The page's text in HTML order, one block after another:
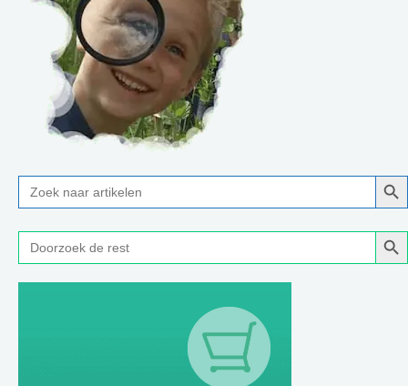
Zoek
naar:
Zoek
naar: